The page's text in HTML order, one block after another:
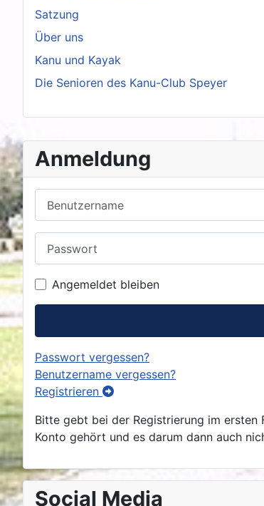
Anmeldung
Angemeldet bleiben
Passwort vergessen?
Benutzername vergessen?
Registrieren
Bitte gebt bei der Registrierung im ersten
Konto gehört und es darum dann auch
Social Media
Satzung
Über uns
Kanu und Kayak
Die Senioren des Kanu-Club Speyer